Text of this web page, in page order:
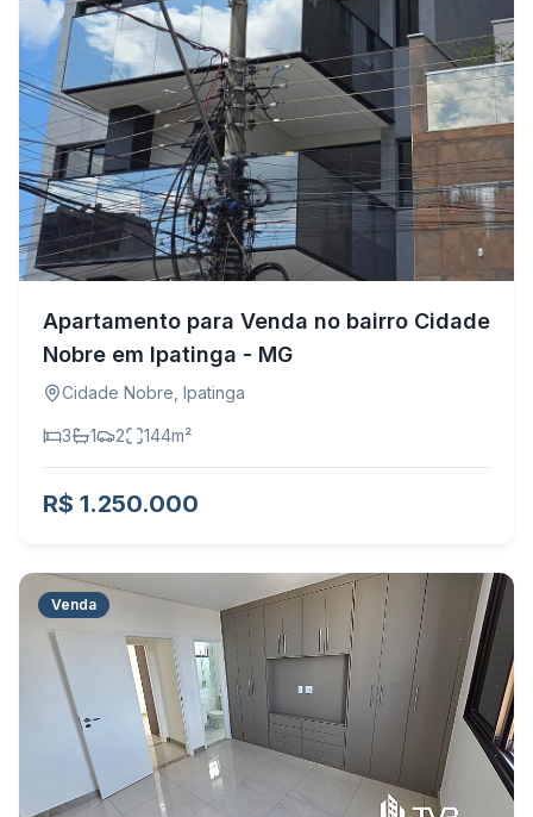
Apartamento para Venda no bairro Cidade
Nobre em Ipatinga - MG
Cidade Nobre Ipatinga
3 1 2 144m²
R$ 1.250.000
Venda